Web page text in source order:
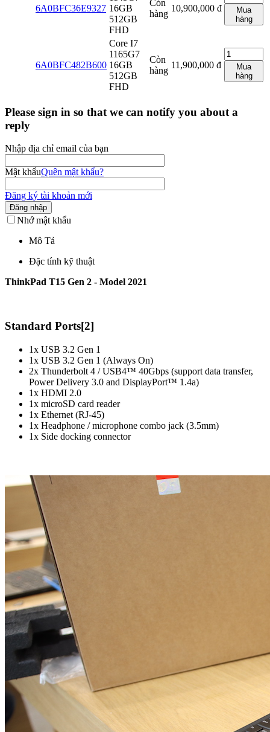
6A0BFC36E9327 16GB
512GB
FHD
Còn
hàng
10,900,000 đ
Mua
hàng
6A0BFC482B600
Core I7
1165G7
16GB
512GB
FHD
Còn
hàng
11,900,000 đ
Mua
hàng
Please sign in so that we can notify you about a
reply
Nhập địa chỉ email của bạn
Mật khẩuQuên mật khẩu?
Đăng ký tài khoản mới
Đăng nhập
Nhớ mật khẩu
Mô Tả
Đặc tính kỹ thuật
ThinkPad T15 Gen 2 - Model 2021
Standard Ports[2]
1x USB 3.2 Gen 1
1x USB 3.2 Gen 1 (Always On)
2x Thunderbolt 4 / USB4™ 40Gbps (support data transfer,
Power Delivery 3.0 and DisplayPort™ 1.4a)
1x HDMI 2.0
1x microSD card reader
1x Ethernet (RJ-45)
1x Headphone / microphone combo jack (3.5mm)
1x Side docking connector